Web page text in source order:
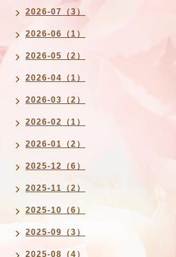
2026-07（3）
2026-06（1）
2026-05（2）
2026-04（1）
2026-03（2）
2026-02（1）
2026-01（2）
2025-12（6）
2025-11（2）
2025-10（6）
2025-09（3）
2025-08（4）